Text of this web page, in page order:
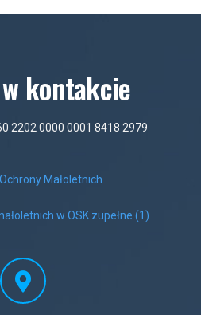
kontakcie
2202 0000 0001 8418 2979
Małoletnich
w OSK zupełne (1)